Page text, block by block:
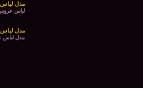
مدل لباس
لباس
مدل
مدل لباس عروس